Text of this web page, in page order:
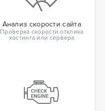
Анализ скорости сайта
Проверка скорости отклика
хостинга или сервера